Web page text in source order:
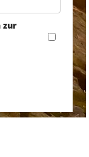
zur